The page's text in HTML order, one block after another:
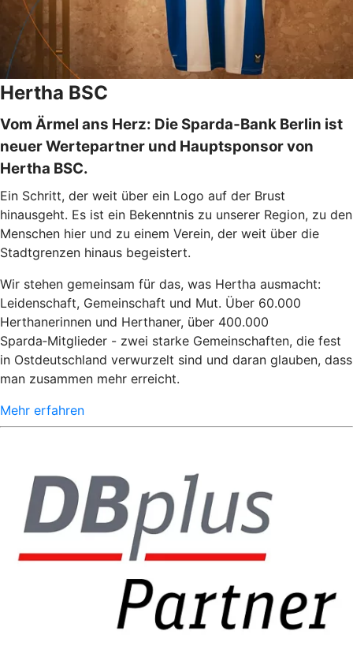
Hertha BSC
Vom Ärmel ans Herz: Die Sparda‑Bank Berlin ist
neuer Wertepartner und Hauptsponsor von
Hertha BSC.
Ein Schritt, der weit über ein Logo auf der Brust
hinausgeht. Es ist ein Bekenntnis zu unserer Region, zu den
Menschen hier und zu einem Verein, der weit über die
Stadtgrenzen hinaus begeistert.
Wir stehen gemeinsam für das, was Hertha ausmacht:
Leidenschaft, Gemeinschaft und Mut. Über 60.000
Herthanerinnen und Herthaner, über 400.000
Sparda‑Mitglieder - zwei starke Gemeinschaften, die fest
in Ostdeutschland verwurzelt sind und daran glauben, dass
man zusammen mehr erreicht.
Mehr erfahren